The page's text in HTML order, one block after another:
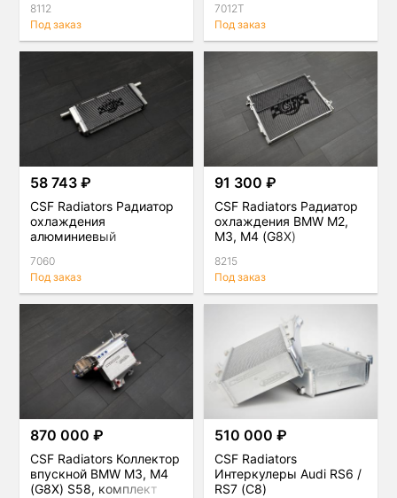
8112
Под заказ
7012T
Под заказ
58 743 ₽
CSF Radiators Радиатор
охлаждения
алюминиевый
Cayman, Boxster, Carrera
(991, 981
7060
Под заказ
91 300 ₽
CSF Radiators Радиатор
охлаждения BMW M2,
M3, M4 (G8X)
8215
Под заказ
870 000 ₽
CSF Radiators Коллектор
впускной BMW M3, M4
(G8X) S58, комплект
510 000 ₽
CSF Radiators
Интеркулеры Audi RS6 /
RS7 (C8)